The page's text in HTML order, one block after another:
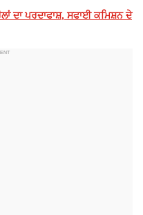
ਦਾ ਪਰਦਾਫਾਸ਼, ਸਫਾਈ ਕਮਿਸ਼ਨ ਦੇ